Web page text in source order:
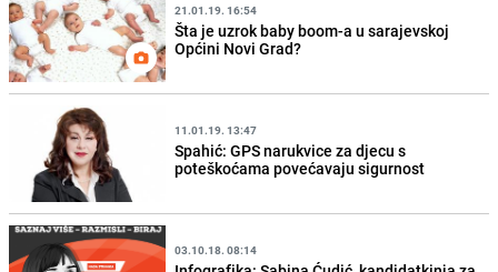
21.01.19. 16:54
Šta je uzrok baby boom-a u sarajevskoj
Općini Novi Grad?
11.01.19. 13:47
Spahić: GPS narukvice za djecu s
poteškoćama povećavaju sigurnost
03.10.18. 08:14